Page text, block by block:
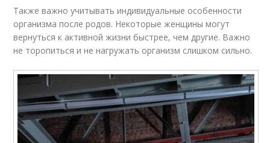
Также важно учитывать индивидуальные особенности
организма после родов. Некоторые женщины могут
вернуться к активной жизни быстрее, чем другие. Важно
не торопиться и не нагружать организм слишком сильно.